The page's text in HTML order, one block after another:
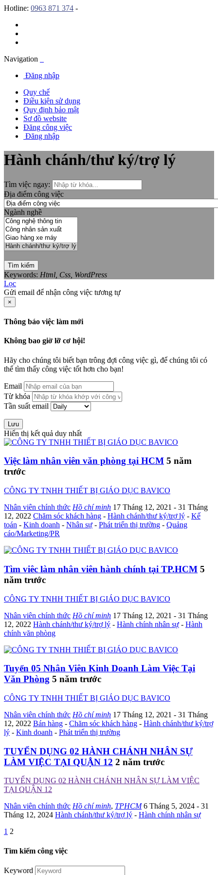
Hotline: 0963 871 374 -
Navigation
Đăng nhập
Quy chế
Điều kiện sử dụng
Quy định bảo mật
Sơ đồ website
Đăng công việc
Đăng nhập
Hành chánh/thư ký/trợ lý
Tìm việc ngay:
Địa điểm công việc
Ngành nghề
Tìm kiếm
Keywords: Html, Css, WordPress
Lọc
Gửi email để nhận công việc tương tự
×
Thông báo việc làm mới
Không bao giờ lỡ cơ hội!
Hãy cho chúng tôi biết bạn trông đợi công việc gì, để chúng tôi có
thể tìm thấy công việc tốt hơn cho bạn!
Email
Từ khóa
Tần suất email
Lưu
Hiển thị kết quả duy nhất
Việc làm nhân viên văn phòng tại HCM 5 năm
trước
CÔNG TY TNHH THIẾT BỊ GIÁO DỤC BAVICO
Nhân viên chính thức Hồ chí minh 17 Tháng 12, 2021 - 31 Tháng
12, 2022 Chăm sóc khách hàng - Hành chánh/thư ký/trợ lý - Kế
toán - Kinh doanh - Nhân sự - Phát triển thị trường - Quảng
cáo/Marketing/PR
Tìm viêc làm nhân viên hành chính tại TP.HCM 5
năm trước
CÔNG TY TNHH THIẾT BỊ GIÁO DỤC BAVICO
Nhân viên chính thức Hồ chí minh 17 Tháng 12, 2021 - 31 Tháng
12, 2022 Hành chánh/thư ký/trợ lý - Hành chính nhân sự - Hành
chính văn phòng
Tuyển 05 Nhân Viên Kinh Doanh Làm Việc Tại
Văn Phòng 5 năm trước
CÔNG TY TNHH THIẾT BỊ GIÁO DỤC BAVICO
Nhân viên chính thức Hồ chí minh 17 Tháng 12, 2021 - 31 Tháng
12, 2022 Bán hàng - Chăm sóc khách hàng - Hành chánh/thư ký/trợ
lý - Kinh doanh - Phát triển thị trường
TUYỂN DỤNG 02 HÀNH CHÁNH NHÂN SỰ
LÀM VIỆC TẠI QUẬN 12 2 năm trước
TUYỂN DỤNG 02 HÀNH CHÁNH NHÂN SỰ LÀM VIỆC
TẠI QUẬN 12
Nhân viên chính thức Hồ chí minh, TPHCM 6 Tháng 5, 2024 - 31
Tháng 12, 2024 Hành chánh/thư ký/trợ lý - Hành chính nhân sự
1 2
Tìm kiếm công việc
Keyword